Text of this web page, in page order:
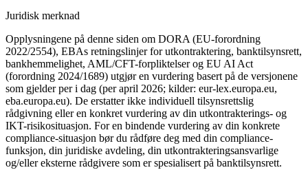
Juridisk merknad
Opplysningene på denne siden om DORA (EU-forordning
2022/2554), EBAs retningslinjer for utkontraktering, banktilsynsrett,
bankhemmelighet, AML/CFT-forpliktelser og EU AI Act
(forordning 2024/1689) utgjør en vurdering basert på de versjonene
som gjelder per i dag (per april 2026; kilder: eur-lex.europa.eu,
eba.europa.eu). De erstatter ikke individuell tilsynsrettslig
rådgivning eller en konkret vurdering av din utkontrakterings- og
IKT-risikosituasjon. For en bindende vurdering av din konkrete
compliance-situasjon bør du rådføre deg med din compliance-
funksjon, din juridiske avdeling, din utkontrakteringsansvarlige
og/eller eksterne rådgivere som er spesialisert på banktilsynsrett.